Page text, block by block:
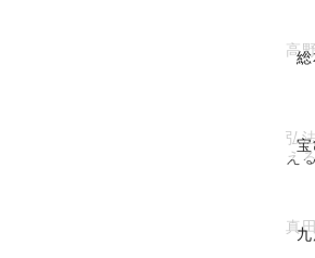
高
弘
え
真